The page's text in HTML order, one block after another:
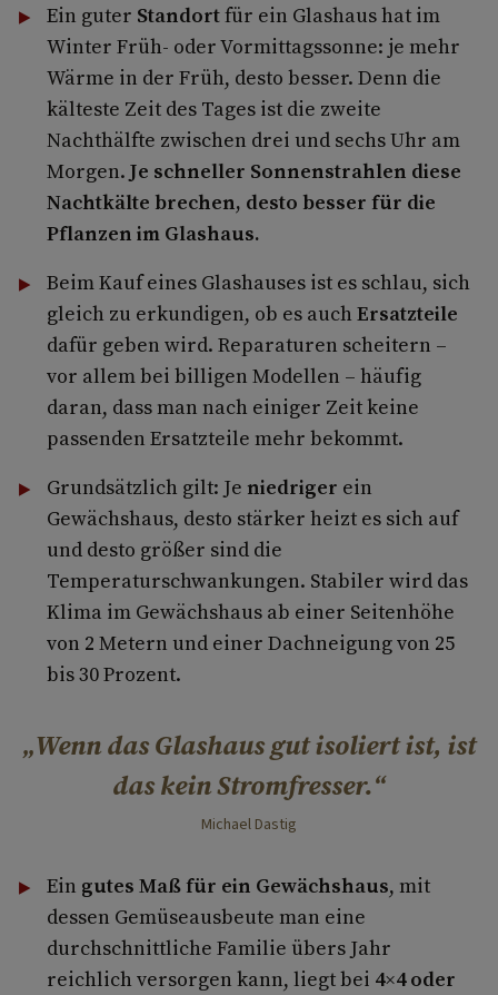
Ein guter Standortfür ein Glashaus hat im
Winter Früh- oder Vormittagssonne: je mehr
Wärme in der Früh, desto besser. Denn die
kälteste Zeit des Tages ist die zweite
Nachthälfte zwischen drei und sechs Uhr am
Morgen. Je schneller Sonnenstrahlen diese
Nachtkälte brechen, desto besser für die
Pflanzen im Glashaus.
Beim Kauf eines Glashauses ist es schlau, sich
gleich zu erkundigen, ob es auch Ersatzteile
dafür geben wird. Reparaturen scheitern –
vor allem bei billigen Modellen – häufig
daran, dass man nach einiger Zeit keine
passenden Ersatzteile mehr bekommt.
Grundsätzlich gilt: Je niedriger ein
Gewächshaus, desto stärker heizt es sich auf
und desto größer sind die
Temperaturschwankungen. Stabiler wird das
Klima im Gewächshaus ab einer Seitenhöhe
von 2 Metern und einer Dachneigung von 25
bis 30 Prozent.
Wenn das Glashaus gut isoliert ist, ist
das kein Stromfresser.
Michael Dastig
Ein gutes Maß für ein Gewächshaus, mit
dessen Gemüseausbeute man eine
durchschnittliche Familie übers Jahr
reichlich versorgen kann, liegt bei 4×4 oder